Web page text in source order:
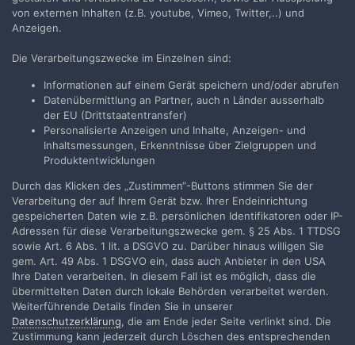
22. Juni 2023 140 Antworten
VORHERIGE Seite 1 von 6
Filmvorführer.de via Google durchsuchen:
Sprache
Impressum / Datenschutzerklärung
Nutzungsbedingungen
Realisierung: IN-Solution
Powered by Invision Community
von externen Inhalten (z.B. youtube, Vimeo, Twitter,..) und
Anzeigen.
Die Verarbeitungszwecke im Einzelnen sind:
Informationen auf einem Gerät speichern und/oder abrufen
Datenübermittlung an Partner, auch n Länder ausserhalb
der EU (Drittstaatentransfer)
Personalisierte Anzeigen und Inhalte, Anzeigen- und
Inhaltsmessungen, Erkenntnisse über Zielgruppen und
Produktentwicklungen
Durch das Klicken des „Zustimmen“-Buttons stimmen Sie der
Verarbeitung der auf Ihrem Gerät bzw. Ihrer Endeinrichtung
gespeicherten Daten wie z.B. persönlichen Identifikatoren oder IP-
Adressen für diese Verarbeitungszwecke gem. § 25 Abs. 1 TTDSG
sowie Art. 6 Abs. 1 lit. a DSGVO zu. Darüber hinaus willigen Sie
gem. Art. 49 Abs. 1 DSGVO ein, dass auch Anbieter in den USA
Ihre Daten verarbeiten. In diesem Fall ist es möglich, dass die
übermittelten Daten durch lokale Behörden verarbeitet werden.
Weiterführende Details finden Sie in unserer
Datenschutzerklärung, die am Ende jeder Seite verlinkt sind. Die
Zustimmung kann jederzeit durch Löschen des entsprechenden